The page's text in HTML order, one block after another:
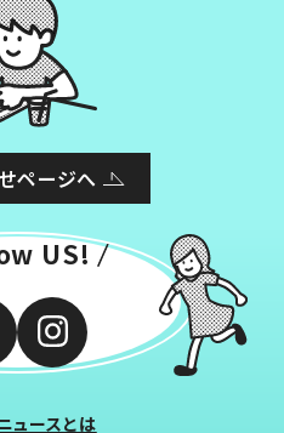
ページへ
US!
ュースとは